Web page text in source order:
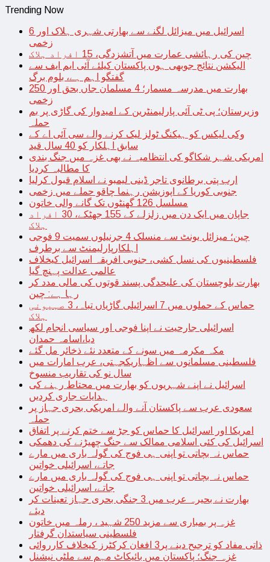
Trending Now
اسرائیل میں میزائل لگنے سے بھارتی شہری ہلاک اور 6
زخمی
چین کی رہائشی عمارت میں آتشزدگی، 15 افراد ہلاک
الیکشن نتائج جوبھی ہوں پاکستان کیلئے آئی ایم ایف سے
گفتگو اہم ہے، بلوم برگ
بھارت میں مدرسہ مسمار؛ 4 مسلمان جاں بحق اور 250
زخمی
وزیرستان؛ پی ٹی آئی پارلیمنٹرین کے امیدوار کی گاڑی پر بم
حملہ
وکی لیکس کو ہیکنگ ٹولز لیک کرنے والے سی آئی اے کے
سابق اہلکار کو 40 سال قید
امریکی شہر شکاگو کی انتظامیہ نے بھی غزہ میں جنگ بندی
کا مطالبہ کردیا
ارب پتی برطانوی تاجر ڈینی لیمبو نے اسلام قبول کرلیا
جنوبی کوریا کے اپوزیشن رہنما چاقو حملے میں زخمی
مسلسل 126 گھنٹوں تک گانے والی خاتون
جاپان میں ایک دن میں زلزلے کے 155 جھٹکے، 30 افراد
ہلاک
چین؛ میزائل یونٹ سے منسلک 4 جرنیلوں سمیت 9 فوجی
اہلکارپارلیمنٹ سے برطرف
فلسطینیوں کی نسل کشی، جنوبی افریقہ اسرائیل کیخلاف
عالمی عدالت پہنچ گیا
بھارت بلوچستان کی علیحدگی پسند قوتوں کی مالی مدد کر
رہا ہے: چین
حماس کے حملوں میں 7 اسرائیلی گاڑیاں تباہ، 3 صہیونی
ہلاک
اسرائیلی جارحیت نے اپنا فوجی اور سیاسی انجام لکھ
دیا،اسامہ حمدان
مکہ مکرمہ میں سونے کے متعدد نئے ذخائر مل گئے
فلسطینی مسلمانوں سے اظہاریکجہتی، عرب امارات میں
سال نو کی تقاریب منسوخ
اسرائیل نے اپنے شہریوں کو بھارت میں محتاط رہنے کی
ہدایات جاری کردیں
سعودی عرب سے پاکستان آنے والے امریکی بحری جہاز پر
حملہ
امریکا اور اسرائیل کا حماس کو جڑ سے ختم کرنے پر اتفاق
اسرائیل کی کئی اسلامی ممالک سے جنگ چھیڑنے کی دھمکی
حماس نہ بچاتی تو اپنی ہی فوج کی گولہ باری میں مارے
جاتے، اسرائیلی خواتین
حماس نہ بچاتی تو اپنی ہی فوج کی گولہ باری میں مارے
جاتے، اسرائیلی خواتین
بھارت نے بحیرہ عرب میں 3 جنگی بحری جہاز تعینات کر
دیئے
غزہ پر بمباری سے مزید 250 شہید ، رملہ میں خاتون
فلسطینی سیاستدان گرفتار
ذاتی مفاد کو ترجیح دینے پر3 افغان کرکٹرز کیخلاف کارروائی
غزہ جنگ؛ پاکستان میں بائیکاٹ مہم سے ملٹی نیشنل